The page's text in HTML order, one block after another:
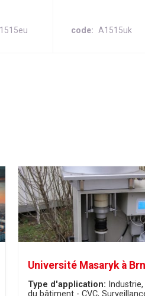
code A1515uk
Université Masaryk à
Type d'application: Industrie
du bâtiment - CVC